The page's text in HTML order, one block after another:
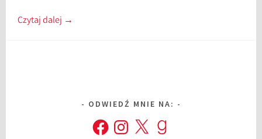
Czytaj dalej →
ODWIEDŹ MNIE NA:
FacebookInstagram
X Goodreads